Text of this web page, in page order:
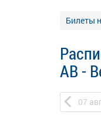
Билеты
АВ -
07